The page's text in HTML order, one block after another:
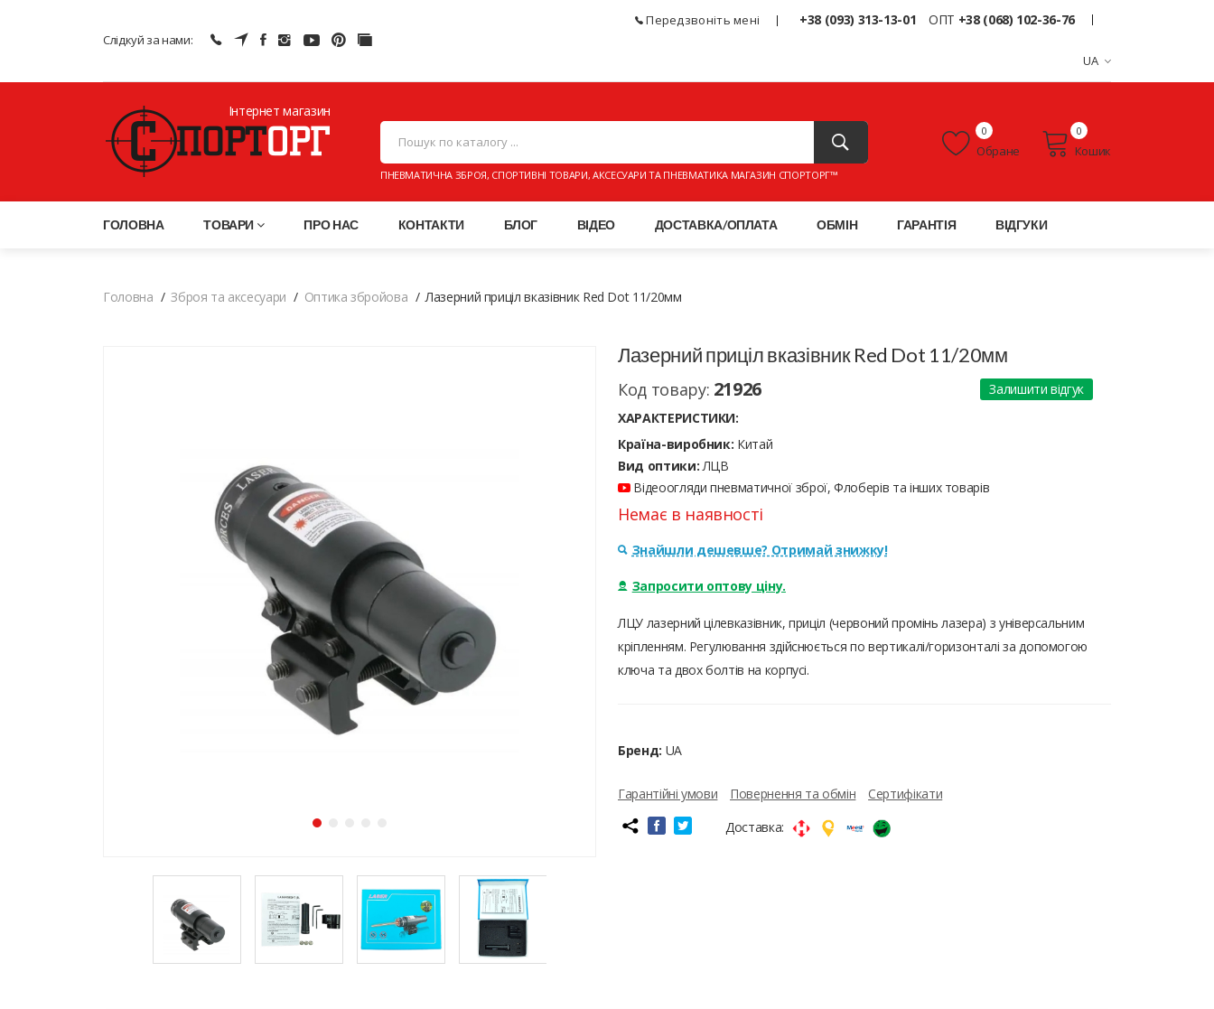
Слідкуй за нами:
Передзвоніть мені +38 (093) 313-13-01 ОПТ +38 (068) 102-36-76
UA
Інтернет магазин
ПНЕВМАТИЧНА ЗБРОЯ, СПОРТИВНІ ТОВАРИ, АКСЕСУАРИ ТА ПНЕВМАТИКА МАГАЗИН СПОРТОРГ™
Обране
0
Кошик
0
ГОЛОВНА ТОВАРИ ПРО НАС КОНТАКТИ БЛОГ ВІДЕО ДОСТАВКА/ОПЛАТА ОБМІН ГАРАНТІЯ ВІДГУКИ
Головна Зброя та аксесуари Оптика збройова Лазерний приціл вказівник Red Dot 11/20мм
Лазерний приціл вказівник Red Dot 11/20мм
Код товару: 21926
Залишити відгук
ХАРАКТЕРИСТИКИ:
Країна-виробник: Китай
Вид оптики:ЛЦВ
Відеоогляди пневматичної зброї, Флоберів та інших товарів
Немає в наявності
Знайшли дешевше? Отримай знижку!
Запросити оптову ціну.
ЛЦУ лазерний цілевказівник, приціл (червоний промінь лазера) з універсальним
кріпленням. Регулювання здійснюється по вертикалі/горизонталі за допомогою
ключа та двох болтів на корпусі.
Бренд: UA
Гарантійні умови Повернення та обмін
Сертифікати
Доставка: